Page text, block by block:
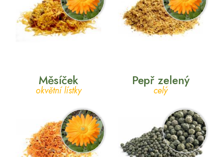
Měsíček
okvětní lístky
Pepř zelený
celý